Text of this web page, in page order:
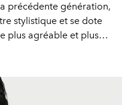
précédente génération,
stylistique et se dote
plus agréable et plus
C5 Aircross a